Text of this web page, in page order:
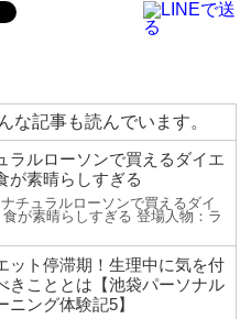
な記事も読んでいます。
ラルローソンで買えるダイエ
が素晴らしすぎる
チュラルローソンで買えるダイ
食が素晴らしすぎる 登場人物：ラ
ット停滞期！生理中に気を付
きこととは【池袋パーソナル
ニング体験記5】